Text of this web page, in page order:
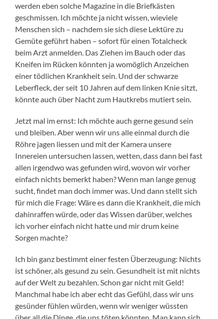
werden eben solche Magazine in die Briefkästen
geschmissen. Ich möchte ja nicht wissen, wieviele
Menschen sich – nachdem sie sich diese Lektüre zu
Gemüte geführt haben – sofort für einen Totalcheck
beim Arzt anmelden. Das Ziehen im Bauch oder das
Kneifen im Rücken könnten ja womöglich Anzeichen
einer tödlichen Krankheit sein. Und der schwarze
Leberfleck, der seit 10 Jahren auf dem linken Knie sitzt,
könnte auch über Nacht zum Hautkrebs mutiert sein.
Jetzt mal im ernst: Ich möchte auch gerne gesund sein
und bleiben. Aber wenn wir uns alle einmal durch die
Röhre jagen liessen und mit der Kamera unsere
Innereien untersuchen lassen, wetten, dass dann bei fast
allen irgendwo was gefunden wird, wovon wir vorher
einfach nichts bemerkt haben? Wenn man lange genug
sucht, findet man doch immer was. Und dann stellt sich
für mich die Frage: Wäre es dann die Krankheit, die mich
dahinraffen würde, oder das Wissen darüber, welches
ich vorher einfach nicht hatte und mir drum keine
Sorgen machte?
Ich bin ganz bestimmt einer festen Überzeugung: Nichts
ist schöner, als gesund zu sein. Gesundheit ist mit nichts
auf der Welt zu bezahlen. Schon gar nicht mit Geld!
Manchmal habe ich aber echt das Gefühl, dass wir uns
gesünder fühlen würden, wenn wir weniger wüssten
über all die Dinge, die uns töten könnten. Man kann sich